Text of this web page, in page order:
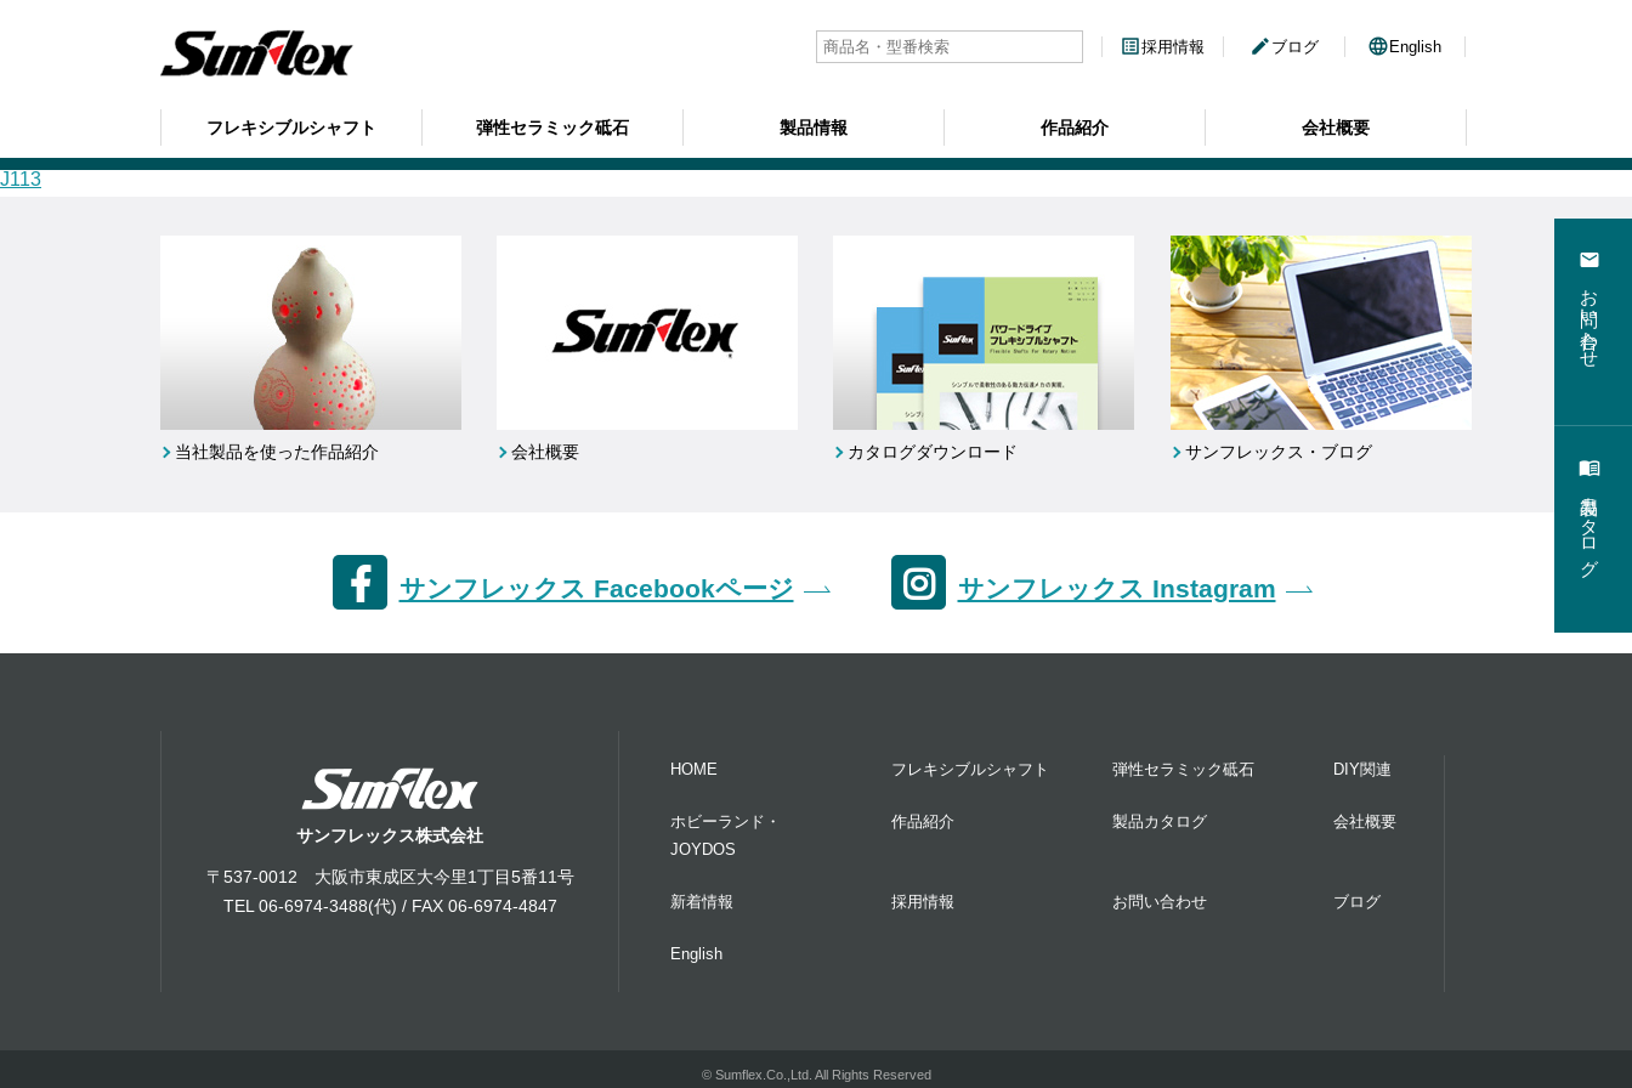
フレキシブルシャフト 弾性セラミック砥石 製品情報 作品紹介 会社概要
list_alt採用情報 edit ブログ language English
email
お問い合わせ
menu_book
製品カタログ
J113
当社製品を使った作品紹介 会社概要 カタログダウンロード サンフレックス・ブログ
サンフレックス Facebookページ サンフレックス Instagram
サンフレックス株式会社
〒537-0012 大阪市東成区大今里1丁目5番11号
TEL 06-6974-3488(代) / FAX 06-6974-4847
HOME フレキシブルシャフト 弾性セラミック砥石 DIY関連
ホビーランド・
JOYDOS
作品紹介 製品カタログ 会社概要
新着情報 採用情報 お問い合わせ ブログ
English
© Sumflex.Co.,Ltd. All Rights Reserved